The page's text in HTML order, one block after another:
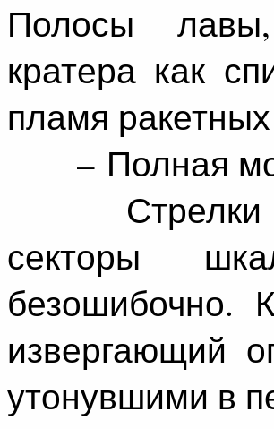
Полосы
кратера как
пламя
– Полная
Стрелки
секторы
безошибочно.
извергающий
утонувшими в